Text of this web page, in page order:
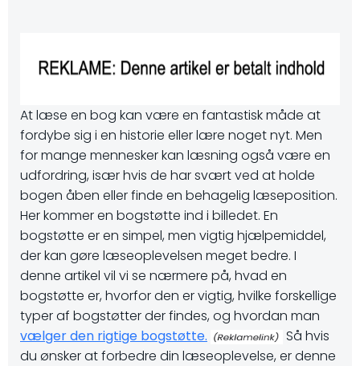
At læse en bog kan være en fantastisk måde at
fordybe sig i en historie eller lære noget nyt. Men
for mange mennesker kan læsning også være en
udfordring, især hvis de har svært ved at holde
bogen åben eller finde en behagelig læseposition.
Her kommer en bogstøtte ind i billedet. En
bogstøtte er en simpel, men vigtig hjælpemiddel,
der kan gøre læseoplevelsen meget bedre. I
denne artikel vil vi se nærmere på, hvad en
bogstøtte er, hvorfor den er vigtig, hvilke forskellige
typer af bogstøtter der findes, og hvordan man
vælger den rigtige bogstøtte.
Så hvis
du ønsker at forbedre din læseoplevelse, er denne